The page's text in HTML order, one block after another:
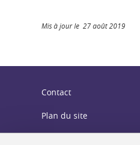
Mis à jour le 27 août 2019
Contact
Plan du site